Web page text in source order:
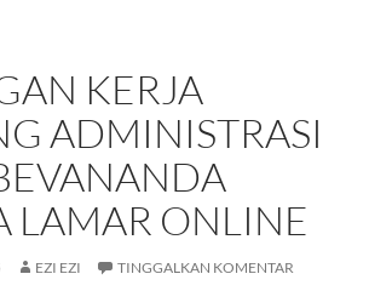
KERJA
ADMINISTRASI
LAMAR ONLINE
EZI EZI TINGGALKAN KOMENTAR